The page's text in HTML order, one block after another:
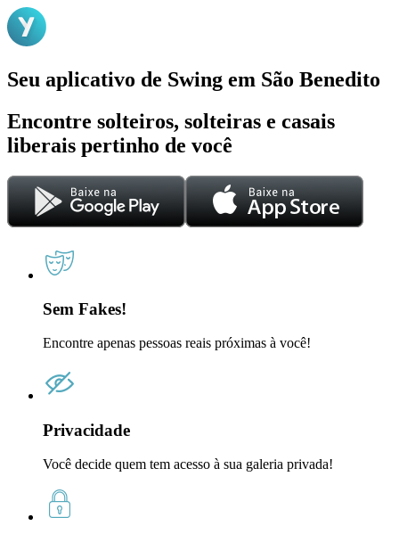
Seu aplicativo de Swing em São Benedito
Encontre solteiros, solteiras e casais
liberais pertinho de você
Sem Fakes!
Encontre apenas pessoas reais próximas à você!
Privacidade
Você decide quem tem acesso à sua galeria privada!